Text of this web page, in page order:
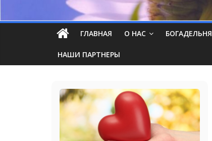
ГЛАВНАЯ О НАС БОГАДЕЛЬНЯ
НАШИ ПАРТНЕРЫ